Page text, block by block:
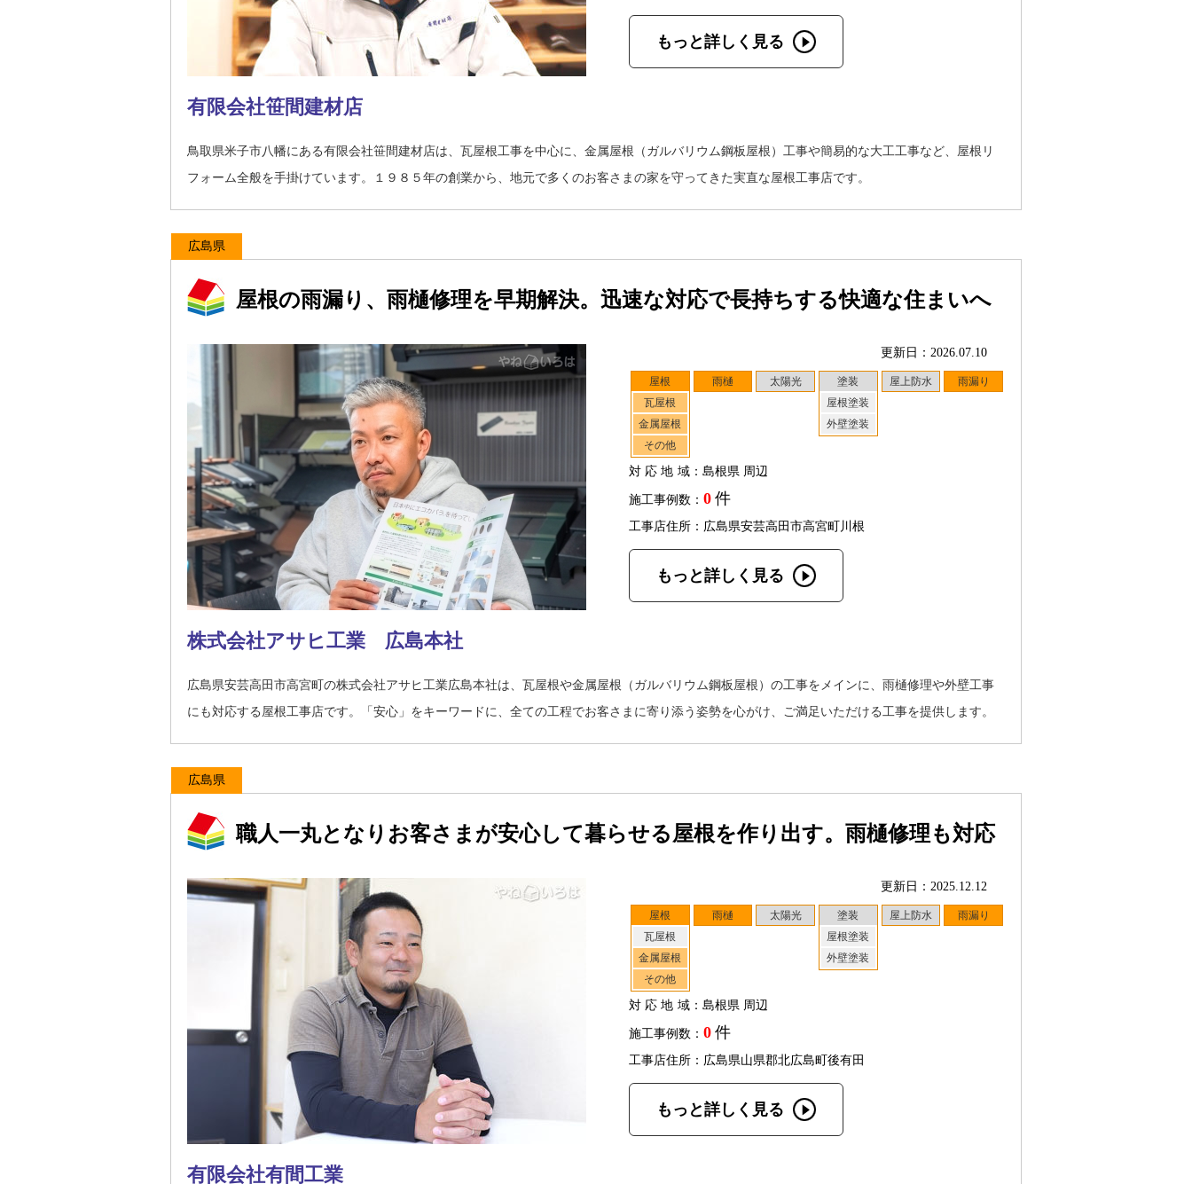
もっと詳しく見る
有限会社笹間建材店
鳥取県米子市八幡にある有限会社笹間建材店は、瓦屋根工事を中心に、金属屋根（ガルバリウム鋼板屋根）工事や簡易的な大工工事など、屋根リ
フォーム全般を手掛けています。１９８５年の創業から、地元で多くのお客さまの家を守ってきた実直な屋根工事店です。
広島県
屋根の雨漏り、雨樋修理を早期解決。迅速な対応で長持ちする快適な住まいへ
更新日：2026.07.10
屋根
瓦屋根
金属屋根
その他
雨樋 太陽光
塗装
屋根塗装
外壁塗装
屋上防水 雨漏り
対応地域：島根県 周辺
施工事例数： 0 件
工事店住所：広島県安芸高田市高宮町川根
もっと詳しく見る
株式会社アサヒ工業 広島本社
広島県安芸高田市高宮町の株式会社アサヒ工業広島本社は、瓦屋根や金属屋根（ガルバリウム鋼板屋根）の工事をメインに、雨樋修理や外壁工事
にも対応する屋根工事店です。「安心」をキーワードに、全ての工程でお客さまに寄り添う姿勢を心がけ、ご満足いただける工事を提供します。
広島県
職人一丸となりお客さまが安心して暮らせる屋根を作り出す。雨樋修理も対応
更新日：2025.12.12
屋根
瓦屋根
金属屋根
その他
雨樋 太陽光
塗装
屋根塗装
外壁塗装
屋上防水 雨漏り
対応地域：島根県 周辺
施工事例数： 0 件
工事店住所：広島県山県郡北広島町後有田
もっと詳しく見る
有限会社有間工業